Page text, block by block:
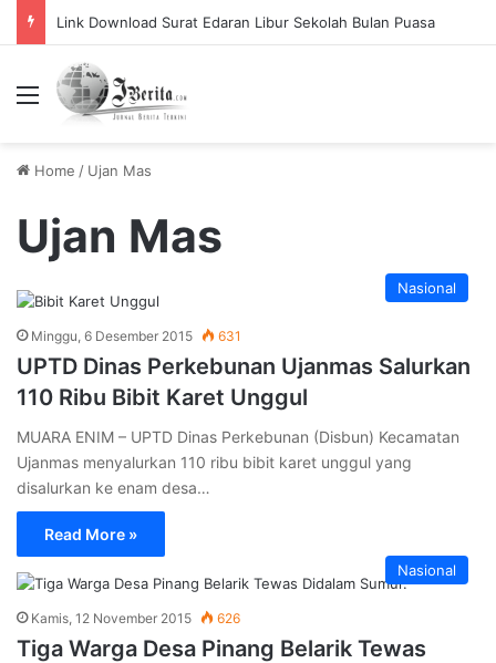
Link Download Surat Edaran Libur Sekolah Bulan Puasa
Menu
Home / Ujan Mas
Ujan Mas
Nasional
Minggu, 6 Desember 2015 631
UPTD Dinas Perkebunan Ujanmas Salurkan
110 Ribu Bibit Karet Unggul
MUARA ENIM – UPTD Dinas Perkebunan (Disbun) Kecamatan
Ujanmas menyalurkan 110 ribu bibit karet unggul yang
disalurkan ke enam desa…
Read More »
Nasional
Kamis, 12 November 2015 626
Tiga Warga Desa Pinang Belarik Tewas